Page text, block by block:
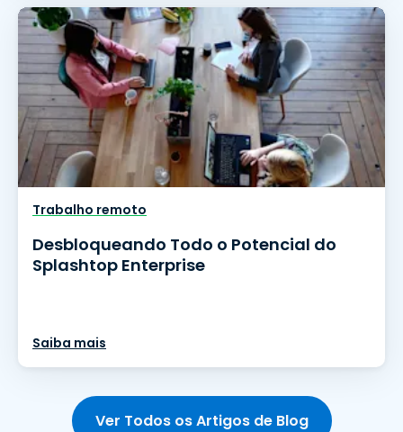
Trabalho remoto
Desbloqueando Todo o Potencial do
Splashtop Enterprise
Saiba mais
Ver Todos os Artigos de Blog